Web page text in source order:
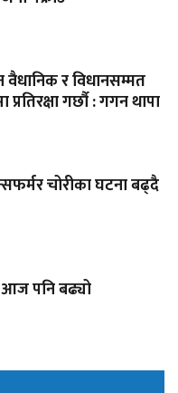
र विधानसम्मत
गर्छौ : गगन थापा
चोरीका घटना बढ्दै
पनि बढ्यो